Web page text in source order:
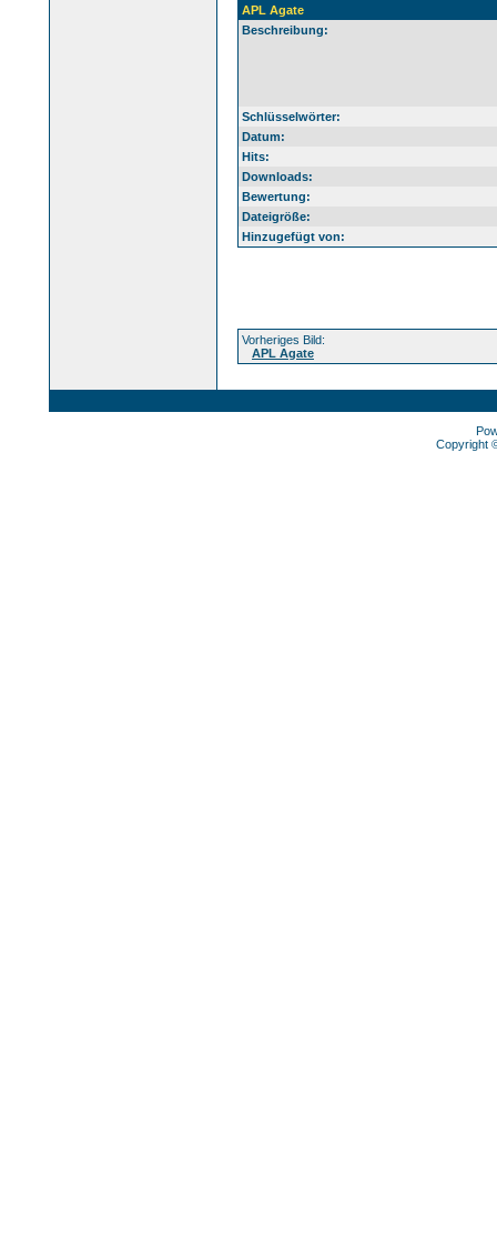
APL Agate
Beschreibung:
Schlüsselwörter:
Datum:
Hits:
Downloads:
Bewertung:
Dateigröße:
Hinzugefügt von:
Vorheriges Bild:
APL Agate
Copyright